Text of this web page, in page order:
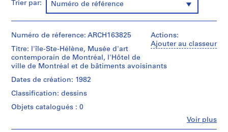
9
-
1
9
9
7
AP066.S1
S
Trier par: Numéro de référence
Actions:
Ajouter au classeur
Voir plus
Numéro de réference: ARCH163825
Titre: l'île-Ste-Hélène, Musée d'art
contemporain de Montréal, l'Hôtel de
ville de Montréal et de bâtiments avoisinants
Dates de création: 1982
Classification: dessins
Objets catalogués : 0